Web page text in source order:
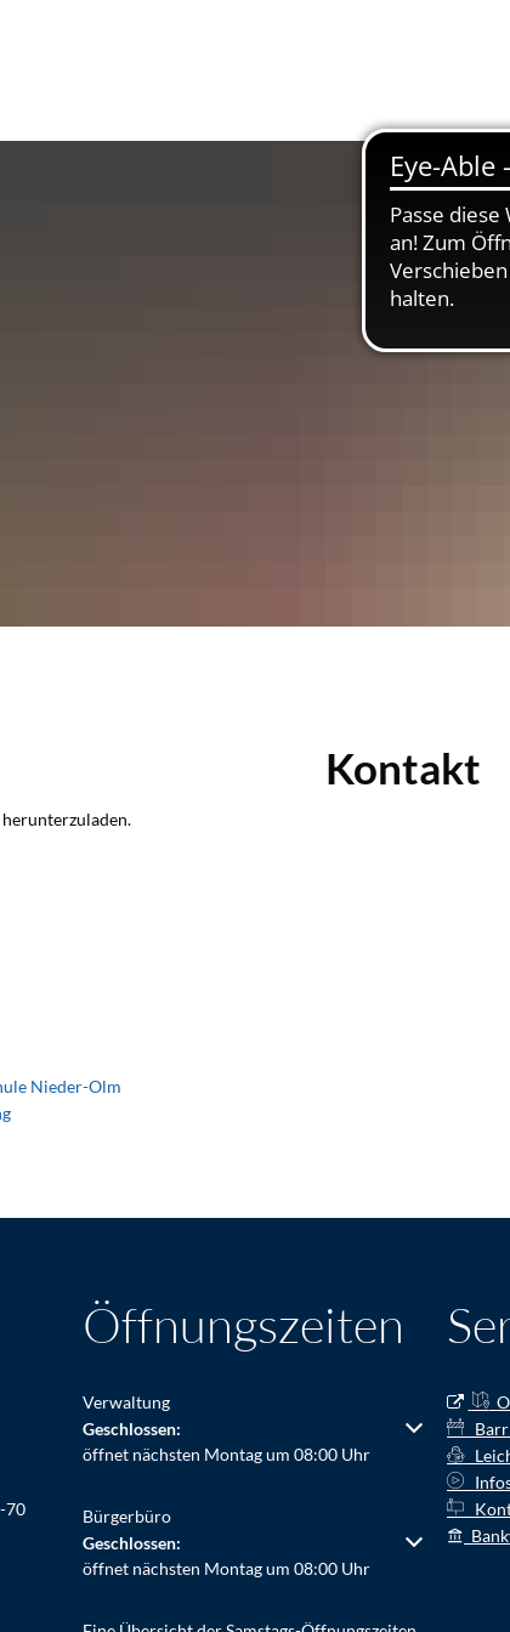
Nieder-Olm
Kontakt
70
Öffnungszeiten
Verwaltung
Klicken, um weitere Öffnungs- oder Schließzeiten
Geschlossen:
öffnet nächsten Montag um 08:00 Uhr
Bürgerbüro
Klicken, um weitere Öffnungs- oder Schließzeiten
Geschlossen:
öffnet nächsten Montag um 08:00 Uhr